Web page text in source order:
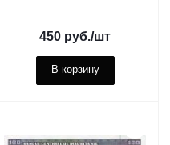
450 руб./шт
В корзину